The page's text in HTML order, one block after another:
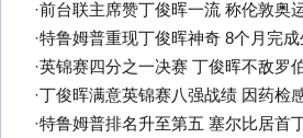
·前台联主席赞丁俊晖一流 称伦敦奥
·特鲁姆普重现丁俊晖神奇 8个月完
·英锦赛四分之一决赛 丁俊晖不敌罗
·丁俊晖满意英锦赛八强战绩 因药检
·特鲁姆普排名升至第五 塞尔比居首